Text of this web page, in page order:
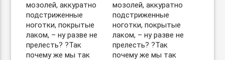
мозолей, аккуратно
подстриженные
ноготки, покрытые
лаком, – ну разве не
прелесть? ?Так
почему же мы так
мозолей, аккуратно
подстриженные
ноготки, покрытые
лаком, – ну разве не
прелесть? ?Так
почему же мы так